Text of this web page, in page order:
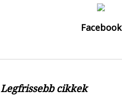
Facebook
Legfrissebb cikkek